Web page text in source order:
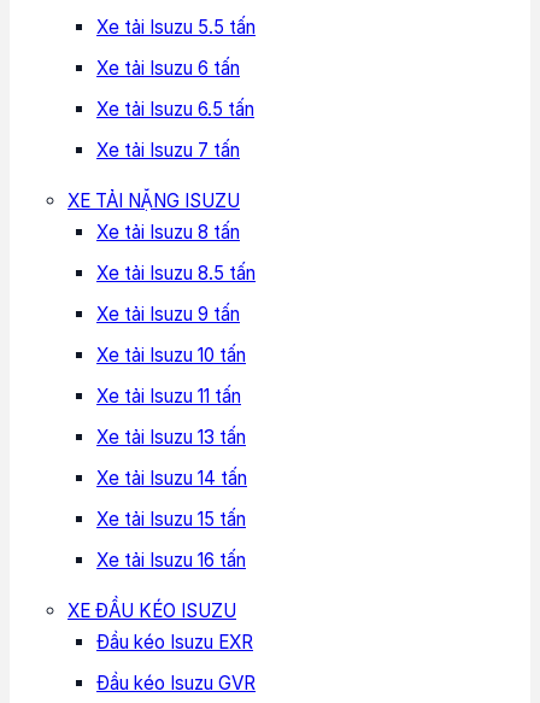
Xe tải Isuzu 5.5 tấn
Xe tải Isuzu 6 tấn
Xe tải Isuzu 6.5 tấn
Xe tải Isuzu 7 tấn
XE TẢI NẶNG ISUZU
Xe tải Isuzu 8 tấn
Xe tải Isuzu 8.5 tấn
Xe tải Isuzu 9 tấn
Xe tải Isuzu 10 tấn
Xe tải Isuzu 11 tấn
Xe tải Isuzu 13 tấn
Xe tải Isuzu 14 tấn
Xe tải Isuzu 15 tấn
Xe tải Isuzu 16 tấn
XE ĐẦU KÉO ISUZU
Đầu kéo Isuzu EXR
Đầu kéo Isuzu GVR